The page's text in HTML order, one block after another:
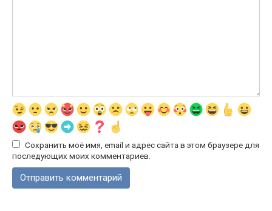
Сохранить моё имя, email и адрес сайта в этом браузере для
последующих моих комментариев.